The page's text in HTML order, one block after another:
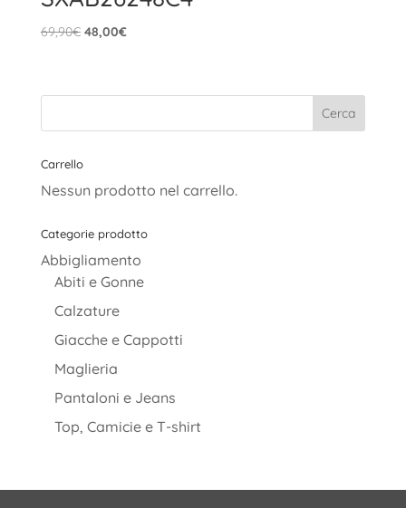
69,90€ Il
era:
48,00€Il
è:
Carrello
Nessun prodotto nel carrello.
Categorie prodotto
Abbigliamento
Abiti e Gonne
Calzature
Giacche e Cappotti
Maglieria
Pantaloni e Jeans
Top, Camicie e T-shirt